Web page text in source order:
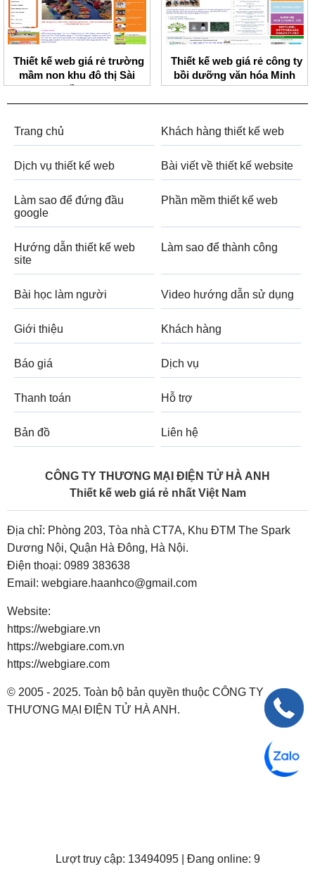
Thiết kế web giá rẻ trường
mầm non khu đô thị Sài
Đồng
Thiết kế web giá rẻ công ty
bồi dưỡng văn hóa Minh
Minh
Trang chủ Khách hàng thiết kế web
Dịch vụ thiết kế web Bài viết về thiết kế website
Làm sao để đứng đầu
google
Phần mềm thiết kế web
Hướng dẫn thiết kế web
site
Làm sao để thành công
Bài học làm người Video hướng dẫn sử dụng
Giới thiệu Khách hàng
Báo giá Dịch vụ
Thanh toán Hỗ trợ
Bản đồ Liên hệ
CÔNG TY THƯƠNG MẠI ĐIỆN TỬ HÀ ANH
Thiết kế web giá rẻ nhất Việt Nam
Địa chỉ: Phòng 203, Tòa nhà CT7A, Khu ĐTM The Spark
Dương Nội, Quận Hà Đông, Hà Nội.
Điện thoại: 0989 383638
Email: webgiare.haanhco@gmail.com
Website:
https://webgiare.vn
https://webgiare.com.vn
https://webgiare.com
© 2005 - 2025. Toàn bộ bản quyền thuộc CÔNG TY
THƯƠNG MẠI ĐIỆN TỬ HÀ ANH.
Lượt truy cập: 13494095 | Đang online: 9